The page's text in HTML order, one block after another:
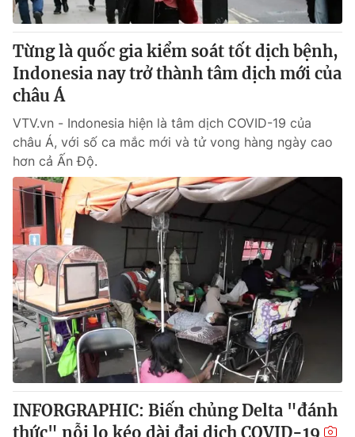
Từng là quốc gia kiểm soát tốt dịch bệnh,
Indonesia nay trở thành tâm dịch mới của
châu Á
VTV.vn - Indonesia hiện là tâm dịch COVID-19 của
châu Á, với số ca mắc mới và tử vong hàng ngày cao
hơn cả Ấn Độ.
INFORGRAPHIC: Biến chủng Delta "đánh
thức" nỗi lo kéo dài đại dịch COVID-19